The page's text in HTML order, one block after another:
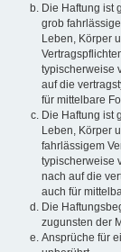
Die Haftung ist
grob
Leben, Körper
typischerweise
auf die
für mittelbare
Die Haftung ist
Leben, Körper
fahrlässigem
typischerweise
nach auf die
auch für
Die
zugunsten der
Ansprüche für